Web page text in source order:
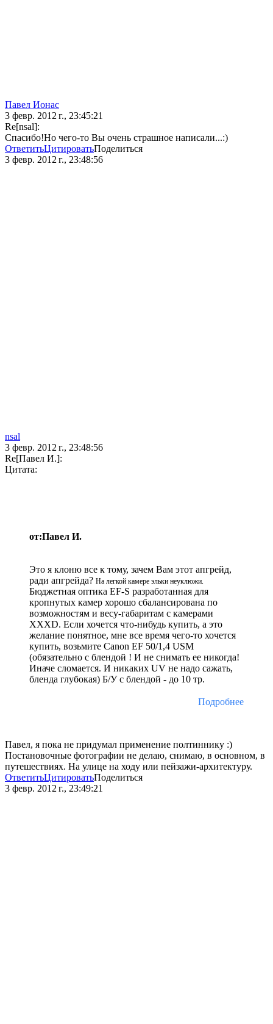
Павел Ионас
3 февр. 2012 г., 23:45:21
Re[nsal]:
Спасибо!Но чего-то Вы очень страшное написали...:)
ОтветитьЦитироватьПоделиться
3 февр. 2012 г., 23:48:56
nsal
3 февр. 2012 г., 23:48:56
Re[Павел И.]:
Цитата:
от:Павел И.
Это я клоню все к тому, зачем Вам этот апгрейд,
ради апгрейда? На легкой камере эльки неуклюжи.
Бюджетная оптика EF-S разработанная для
кропнутых камер хорошо сбалансирована по
возможностям и весу-габаритам с камерами
XXXD. Если хочется что-нибудь купить, а это
желание понятное, мне все время чего-то хочется
купить, возьмите Canon EF 50/1,4 USM
(обязательно с блендой ! И не снимать ее никогда!
Иначе сломается. И никаких UV не надо сажать,
бленда глубокая) Б/У с блендой - до 10 тр.
Подробнее
Павел, я пока не придумал применение полтиннику :)
Постановочные фотографии не делаю, снимаю, в основном, в
путешествиях. На улице на ходу или пейзажи-архитектуру.
ОтветитьЦитироватьПоделиться
3 февр. 2012 г., 23:49:21